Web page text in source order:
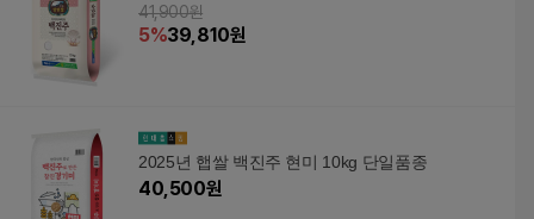
41,900원
5%39,810원
2025년 햅쌀 백진주 현미 10kg 단일품종
40,500원